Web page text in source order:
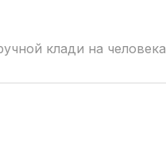
клади на человека